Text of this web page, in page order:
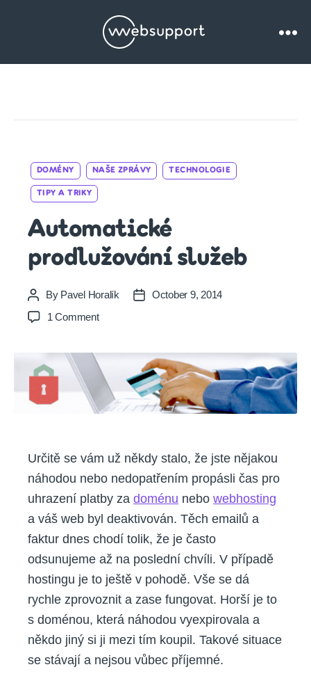
Websupport.cz
Categories
DOMÉNY NAŠE ZPRÁVY TECHNOLOGIE
TIPY A TRIKY
Automatické
prodlužování služeb
Post
author
By Pavel Horalík
PostOctober 9, 2014
1 Commenton
služeb
Určitě se vám už někdy stalo, že jste nějakou
náhodou nebo nedopatřením propásli čas pro
uhrazení platby za doménu nebo webhosting
a váš web byl deaktivován. Těch emailů a
faktur dnes chodí tolik, že je často
odsunujeme až na poslední chvíli. V případě
hostingu je to ještě v pohodě. Vše se dá
rychle zprovoznit a zase fungovat. Horší je to
s doménou, která náhodou vyexpirovala a
někdo jiný si ji mezi tím koupil. Takové situace
se stávají a nejsou vůbec příjemné.